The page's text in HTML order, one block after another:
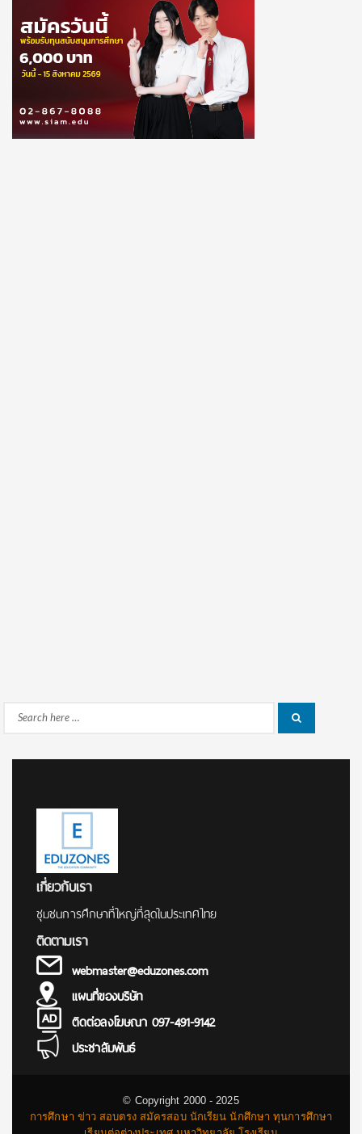
Search
เกี่ยวกับเรา
ชุมชนการศึกษาที่ใหญ่ที่สุดในประเทศไทย
ติดตามเรา
webmaster@eduzones.com
แผนที่ของบริษัท
ติดต่อลงโฆษณา 097-491-9142
ประชาสัมพันธ์
© Copyright 2000 - 2025
การศึกษา ข่าว สอบตรง สมัครสอบ นักเรียน นักศึกษา ทุนการศึกษา